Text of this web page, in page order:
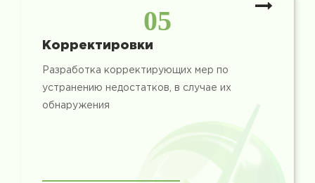
05
Корректировки
Разработка корректирующих мер по
устранению недостатков, в случае их
обнаружения